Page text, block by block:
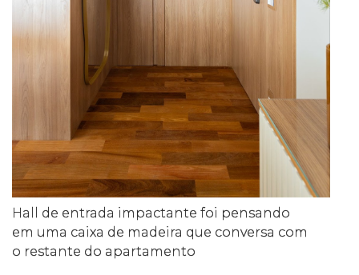
Hall de entrada impactante foi pensando
em uma caixa de madeira que conversa com
o restante do apartamento